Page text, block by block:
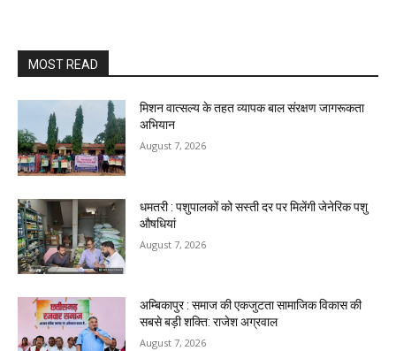
MOST READ
मिशन वात्सल्य के तहत व्यापक बाल संरक्षण जागरूकता
अभियान
August 7, 2026
धमतरी : पशुपालकों को सस्ती दर पर मिलेंगी जेनेरिक पशु
औषधियां
August 7, 2026
अम्बिकापुर : समाज की एकजुटता सामाजिक विकास की
सबसे बड़ी शक्ति: राजेश अग्रवाल
August 7, 2026